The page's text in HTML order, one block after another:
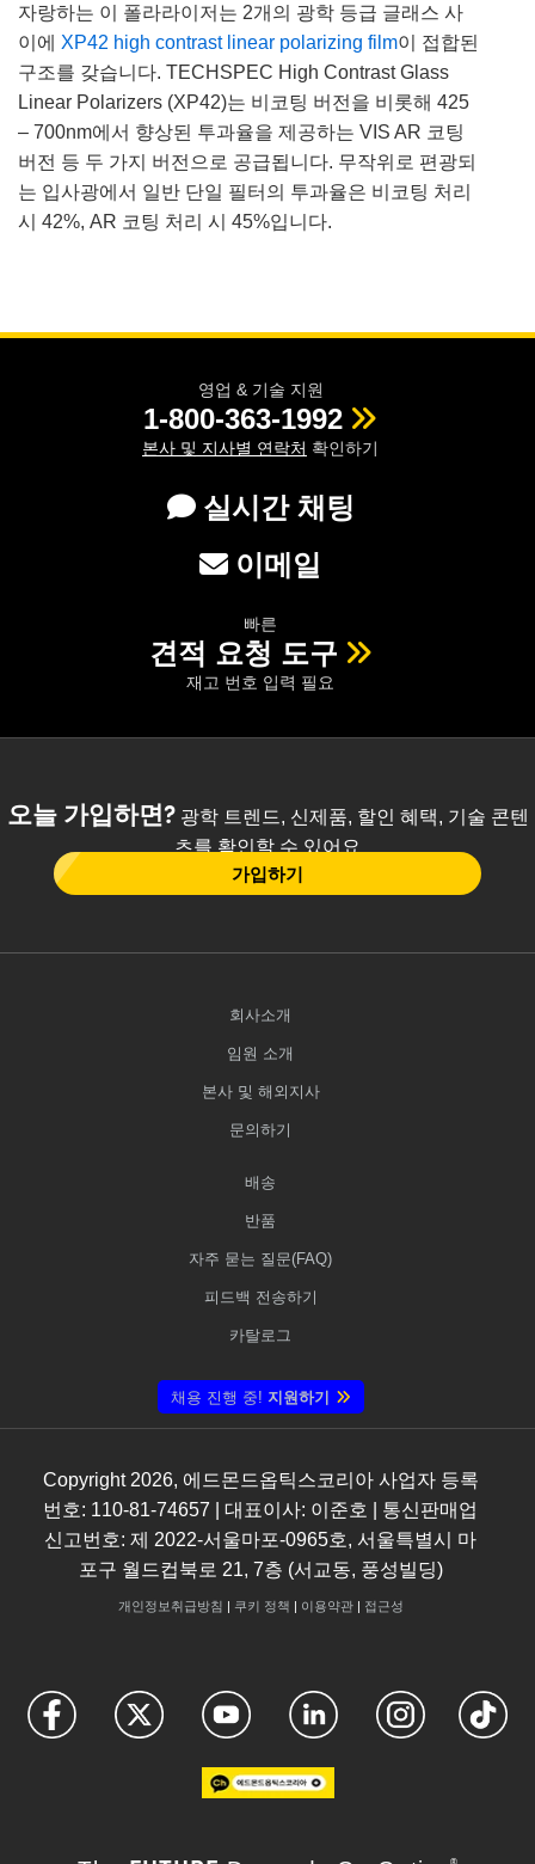
자랑하는 이 폴라라이저는 2개의 광학 등급 글래스 사
이에 XP42 high contrast linear polarizing film이 접합된
구조를 갖습니다. TECHSPEC High Contrast Glass
Linear Polarizers (XP42)는 비코팅 버전을 비롯해 425
– 700nm에서 향상된 투과율을 제공하는 VIS AR 코팅
버전 등 두 가지 버전으로 공급됩니다. 무작위로 편광되
는 입사광에서 일반 단일 필터의 투과율은 비코팅 처리
시 42%, AR 코팅 처리 시 45%입니다.
영업 & 기술 지원
1-800-363-1992
본사 및 지사별 연락처 확인하기
실시간 채팅
이메일
빠른
견적 요청 도구
재고 번호 입력 필요
오늘 가입하면?광학 트렌드, 신제품, 할인 혜택, 기술 콘텐
츠를 확인할 수 있어요
가입하기
회사소개
임원 소개
본사 및 해외지사
문의하기
배송
반품
자주 묻는 질문(FAQ)
피드백 전송하기
카탈로그
채용 진행 중! 지원하기
Copyright 2026, 에드몬드옵틱스코리아 사업자 등록
번호: 110-81-74657 | 대표이사: 이준호 | 통신판매업
신고번호: 제 2022-서울마포-0965호, 서울특별시 마
포구 월드컵북로 21, 7층 (서교동, 풍성빌딩)
개인정보취급방침 | 쿠키 정책 | 이용약관| 접근성